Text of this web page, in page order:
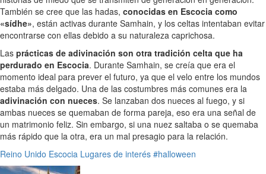
También se cree que las hadas, conocidas en Escocia como
«sídhe», están activas durante Samhain, y los celtas intentaban evitar
encontrarse con ellas debido a su naturaleza caprichosa.
Las prácticas de adivinación son otra tradición celta que ha
perdurado en Escocia. Durante Samhain, se creía que era el
momento ideal para prever el futuro, ya que el velo entre los mundos
estaba más delgado. Una de las costumbres más comunes era la
adivinación con nueces. Se lanzaban dos nueces al fuego, y si
ambas nueces se quemaban de forma pareja, eso era una señal de
un matrimonio feliz. Sin embargo, si una nuez saltaba o se quemaba
más rápido que la otra, era un mal presagio para la relación.
Reino Unido Escocia Lugares de interés #halloween